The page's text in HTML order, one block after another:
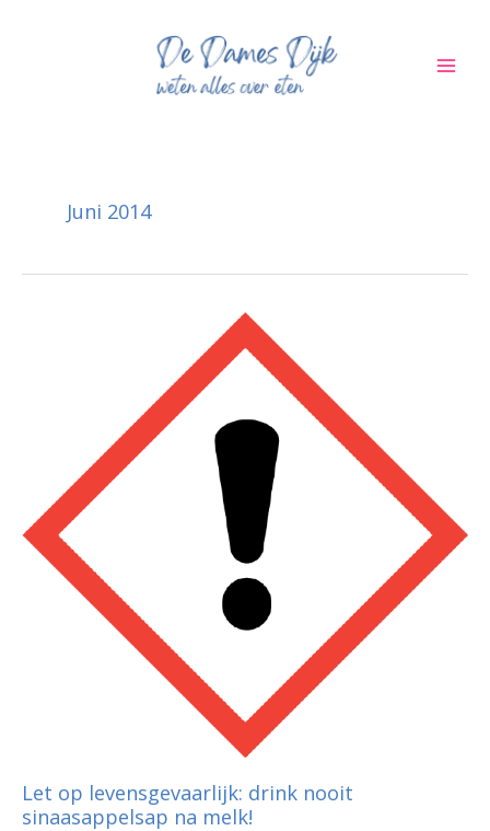
Juni 2014
Let op levensgevaarlijk: drink nooit
sinaasappelsap na melk!